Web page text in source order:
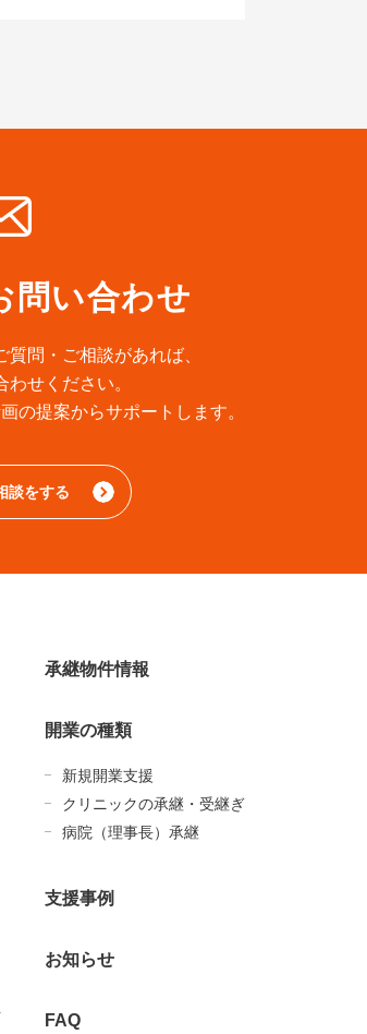
問い合わせ
質問・ ご相談があれば、
せください。
の提案からサポートします。
談をする
承継物件情報
開業の種類
新規開業支援
クリニックの承継・受継ぎ
病院（理事長）承継
支援事例
お知らせ
FAQ